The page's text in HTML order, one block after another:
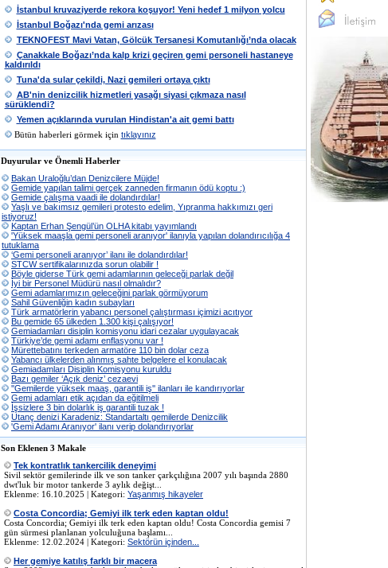
İstanbul kruvaziyerde rekora koşuyor! Yeni hedef 1 milyon yolcu
İstanbul Boğazı'nda gemi arızası
TEKNOFEST Mavi Vatan, Gölcük Tersanesi Komutanlığı’nda olacak
Çanakkale Boğazı’nda kalp krizi geçiren gemi personeli hastaneye
kaldırıldı
Tuna'da sular çekildi, Nazi gemileri ortaya çıktı
AB'nin denizcilik hizmetleri yasağı siyasi çıkmaza nasıl
sürüklendi?
Yemen açıklarında vurulan Hindistan'a ait gemi battı
Bütün haberleri görmek için tıklayınız
Duyurular ve Önemli Haberler
Bakan Uraloğlu’dan Denizcilere Müjde!
Gemide yapılan talimi gerçek zanneden firmanın ödü koptu :)
Gemide çalışma vaadi ile dolandırdılar!
Yaşlı ve bakımsız gemileri protesto edelim, Yıpranma hakkımızı geri
istiyoruz!
Kaptan Erhan Şengül’ün OLHA kitabı yayımlandı
'Yüksek maaşla gemi personeli aranıyor' ilanıyla yapılan dolandırıcılığa 4
tutuklama
‘Gemi personeli aranıyor’ ilanı ile dolandırdılar!
STCW sertifikalarınızda sorun olabilir !
Böyle giderse Türk gemi adamlarının geleceği parlak değil
İyi bir Personel Müdürü nasıl olmalıdır?
Gemi adamlarımızın geleceğini parlak görmüyorum
Sahil Güvenliğin kadın subayları
Türk armatörlerin yabancı personel çalıştırması içimizi acıtıyor
Bu gemide 65 ülkeden 1.300 kişi çalışıyor!
Gemiadamları disiplin komisyonu idari cezalar uygulayacak
Türkiye’de gemi adamı enflasyonu var !
Mürettebatını terkeden armatöre 110 bin dolar ceza
Yabancı ülkelerden alınmış sahte belgelere el konulacak
Gemiadamları Disiplin Komisyonu kuruldu
Bazı gemiler ‘Açık deniz’ cezaevi
''Gemilerde yüksek maaş, garantili iş'' ilanları ile kandırıyorlar
Gemi adamları etik açıdan da eğitilmeli
İşsizlere 3 bin dolarlık iş garantili tuzak !
Utanç denizi Karadeniz: Standartaltı gemilerde Denizcilik
'Gemi Adamı Aranıyor' ilanı verip dolandırıyorlar
Son Eklenen 3 Makale
Tek kontratlık tankercilik deneyimi
Sivil sektör gemilerinde ilk ve son tanker çarkçılığına 2007 yılı başında 2880
dwt'luk bir motor tankerde 3 aylık değişt...
Eklenme: 16.10.2025 | Kategori: Yaşanmış hikayeler
Costa Concordia; Gemiyi ilk terk eden kaptan oldu!
Costa Concordia; Gemiyi ilk terk eden kaptan oldu! Costa Concordia gemisi 7
gün sürmesi planlanan yolculuğuna başlamı...
Eklenme: 12.02.2024 | Kategori: Sektörün içinden...
Her gemiye katılış farklı bir macera